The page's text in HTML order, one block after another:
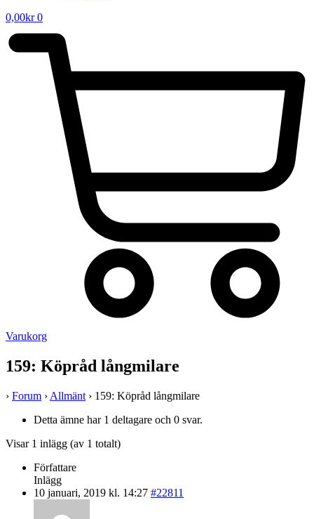
0,00kr 0
Varukorg
159: Köpråd långmilare
› Forum › Allmänt › 159: Köpråd långmilare
Detta ämne har 1 deltagare och 0 svar.
Visar 1 inlägg (av 1 totalt)
Författare
Inlägg
10 januari, 2019 kl. 14:27 #22811